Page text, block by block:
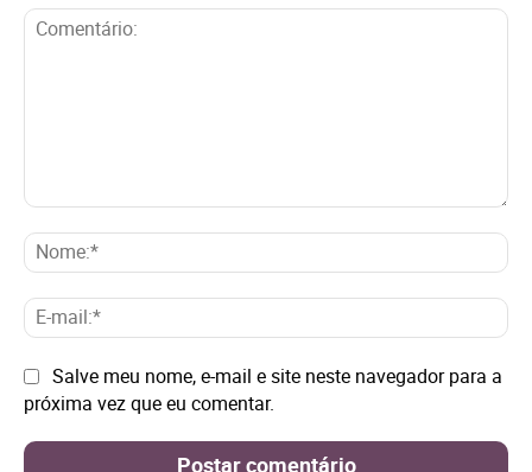
E-
Site: Salve meu nome, e-mail e site neste navegador para a
próxima vez que eu comentar.